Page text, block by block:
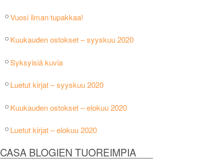
Vuosi ilman tupakkaa!
Kuukauden ostokset – syyskuu 2020
Syksyisiä kuvia
Luetut kirjat – syyskuu 2020
Kuukauden ostokset – elokuu 2020
Luetut kirjat – elokuu 2020
CASA BLOGIEN TUOREIMPIA